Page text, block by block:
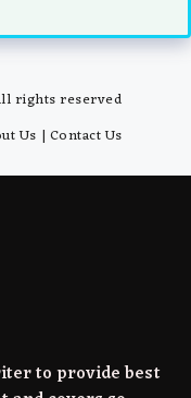
rights reserved
Us | Contact Us
to provide best